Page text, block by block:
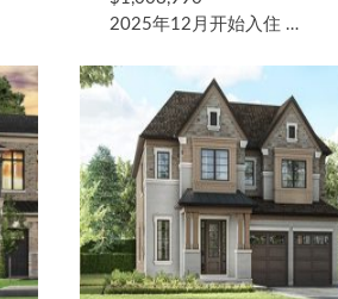
2025年12月开始入住 …